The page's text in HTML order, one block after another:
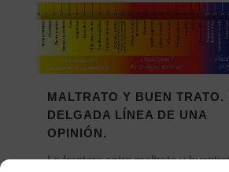
MALTRATO Y BUEN TRATO.
DELGADA LÍNEA DE UNA
OPINIÓN.
La frontera entre maltrato y